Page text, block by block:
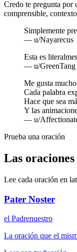
Credo te pregunta por
comprensible,
Simplemente
— u/Nayarecus
Esta es
— u/GreenTang
Me gusta
Cada palabra
Hace que sea
Y las
— u/
Prueba una oración
Las
Lee cada oración en
Pater Noster
el Padrenuestro
La oración que el